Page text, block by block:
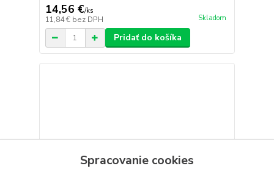
14,56 €/ks
11,84 € bez DPH Skladom
Pridať do košíka
Spracovanie cookies